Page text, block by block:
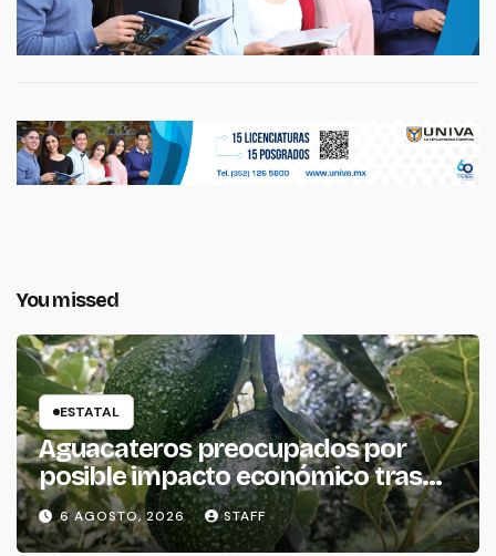
You missed
ESTATAL
Aguacateros preocupados por
posible impacto económico tras
alerta de Estados Unidos
6 AGOSTO, 2026 STAFF